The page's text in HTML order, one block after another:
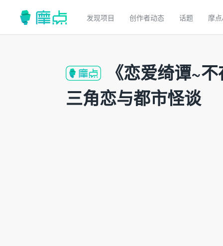
发现项目 创作者动态 话题 摩
《恋爱绮谭~
三角恋与都市怪谈